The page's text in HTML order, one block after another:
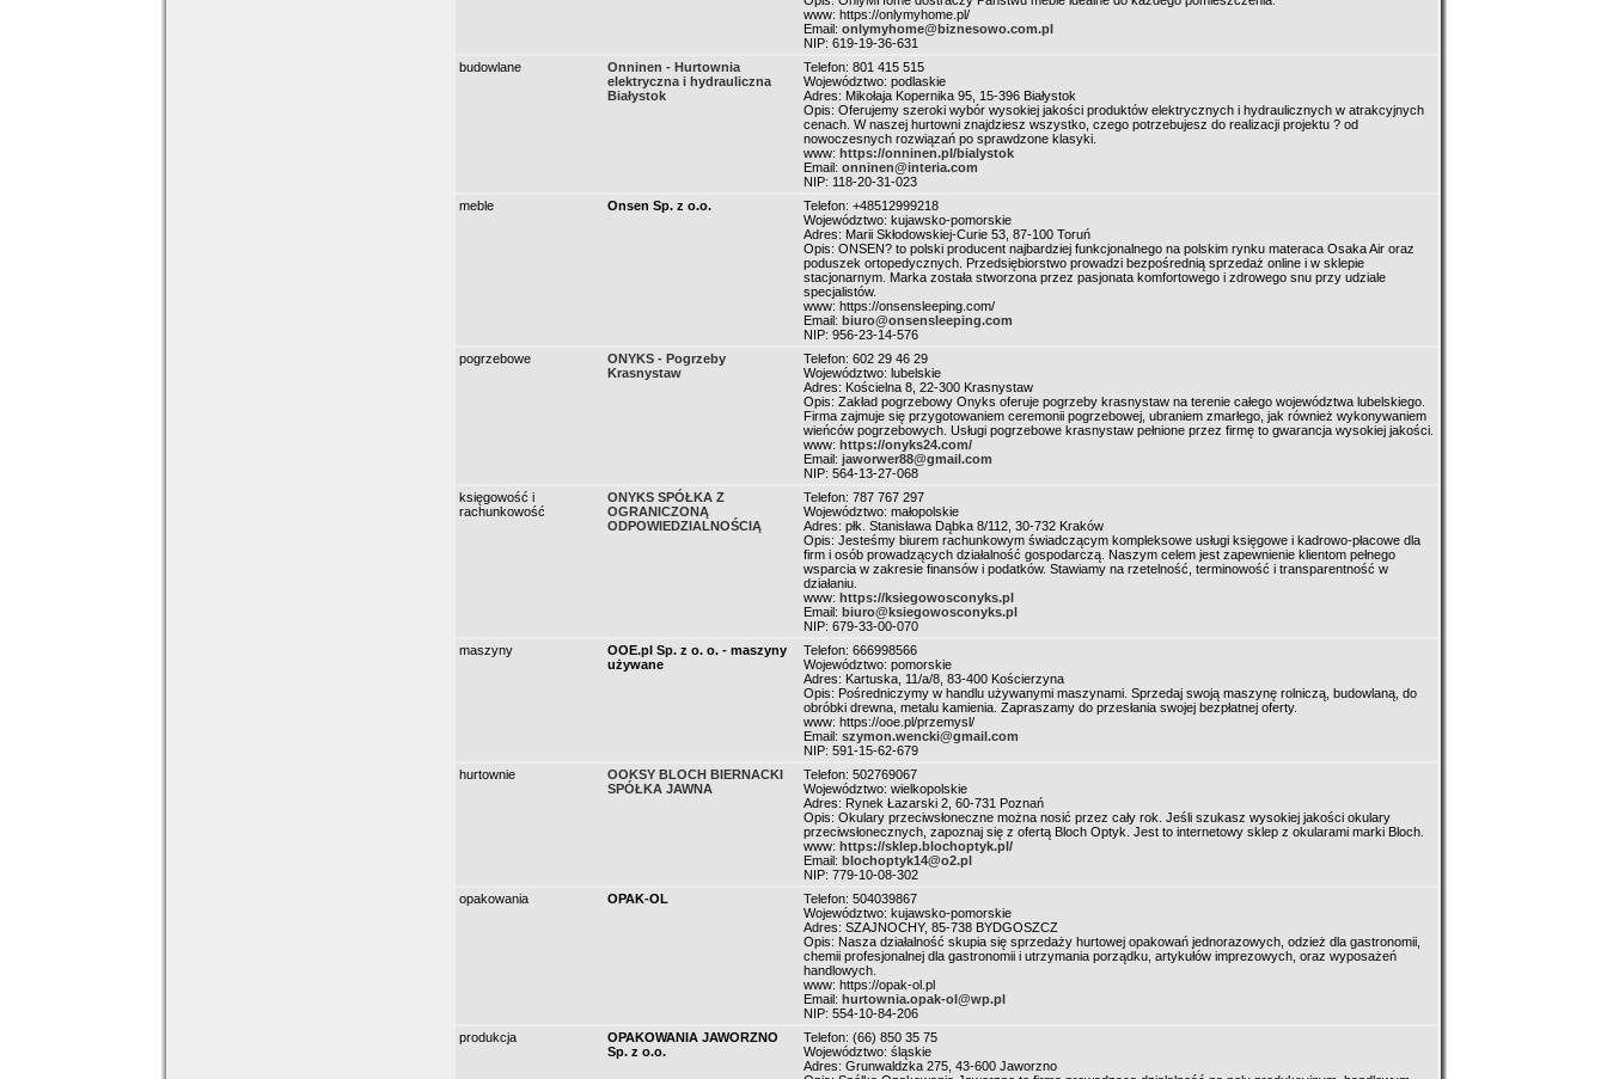
www: https://onlymyhome.pl/
Email: onlymyhome@biznesowo.com.pl
NIP: 619-19-36-631
budowlane
Onninen - Hurtownia
elektryczna i hydrauliczna
Białystok
Telefon: 801 415 515
Województwo: podlaskie
Adres: Mikołaja Kopernika 95, 15-396 Białystok
Opis: Oferujemy szeroki wybór wysokiej jakości produktów elektrycznych i hydraulicznych w atrakcyjnych
cenach. W naszej hurtowni znajdziesz wszystko, czego potrzebujesz do realizacji projektu ? od
nowoczesnych rozwiązań po sprawdzone klasyki.
www: https://onninen.pl/bialystok
Email: onninen@interia.com
NIP: 118-20-31-023
meble
Onsen Sp. z o.o.
Telefon: +48512999218
Województwo: kujawsko-pomorskie
Adres: Marii Skłodowskiej-Curie 53, 87-100 Toruń
Opis: ONSEN? to polski producent najbardziej funkcjonalnego na polskim rynku materaca Osaka Air oraz
poduszek ortopedycznych. Przedsiębiorstwo prowadzi bezpośrednią sprzedaż online i w sklepie
stacjonarnym. Marka została stworzona przez pasjonata komfortowego i zdrowego snu przy udziale
specjalistów.
www: https://onsensleeping.com/
Email: biuro@onsensleeping.com
NIP: 956-23-14-576
pogrzebowe
ONYKS - Pogrzeby
Krasnystaw
Telefon: 602 29 46 29
Województwo: lubelskie
Adres: Kościelna 8, 22-300 Krasnystaw
Opis: Zakład pogrzebowy Onyks oferuje pogrzeby krasnystaw na terenie całego województwa lubelskiego.
Firma zajmuje się przygotowaniem ceremonii pogrzebowej, ubraniem zmarłego, jak również wykonywaniem
wieńców pogrzebowych. Usługi pogrzebowe krasnystaw pełnione przez firmę to gwarancja wysokiej jakości.
www: https://onyks24.com/
Email: jaworwer88@gmail.com
NIP: 564-13-27-068
księgowość i
rachunkowość
ONYKS SPÓŁKA Z
OGRANICZONĄ
ODPOWIEDZIALNOŚCIĄ
Telefon: 787 767 297
Województwo: małopolskie
Adres: płk. Stanisława Dąbka 8/112, 30-732 Kraków
Opis: Jesteśmy biurem rachunkowym świadczącym kompleksowe usługi księgowe i kadrowo-płacowe dla
firm i osób prowadzących działalność gospodarczą. Naszym celem jest zapewnienie klientom pełnego
wsparcia w zakresie finansów i podatków. Stawiamy na rzetelność, terminowość i transparentność w
działaniu.
www: https://ksiegowosconyks.pl
Email: biuro@ksiegowosconyks.pl
NIP: 679-33-00-070
maszyny
OOE.pl Sp. z o. o. - maszyny
używane
Telefon: 666998566
Województwo: pomorskie
Adres: Kartuska, 11/a/8, 83-400 Kościerzyna
Opis: Pośredniczymy w handlu używanymi maszynami. Sprzedaj swoją maszynę rolniczą, budowlaną, do
obróbki drewna, metalu kamienia. Zapraszamy do przesłania swojej bezpłatnej oferty.
www: https://ooe.pl/przemysl/
Email: szymon.wencki@gmail.com
NIP: 591-15-62-679
hurtownie
OOKSY BLOCH BIERNACKI
SPÓŁKA JAWNA
Telefon: 502769067
Województwo: wielkopolskie
Adres: Rynek Łazarski 2, 60-731 Poznań
Opis: Okulary przeciwsłoneczne można nosić przez cały rok. Jeśli szukasz wysokiej jakości okulary
przeciwsłonecznych, zapoznaj się z ofertą Bloch Optyk. Jest to internetowy sklep z okularami marki Bloch.
www: https://sklep.blochoptyk.pl/
Email: blochoptyk14@o2.pl
NIP: 779-10-08-302
opakowania
OPAK-OL
Telefon: 504039867
Województwo: kujawsko-pomorskie
Adres: SZAJNOCHY, 85-738 BYDGOSZCZ
Opis: Nasza działalność skupia się sprzedaży hurtowej opakowań jednorazowych, odzież dla gastronomii,
chemii profesjonalnej dla gastronomii i utrzymania porządku, artykułów imprezowych, oraz wyposażeń
handlowych.
www: https://opak-ol.pl
Email: hurtownia.opak-ol@wp.pl
NIP: 554-10-84-206
produkcja
OPAKOWANIA JAWORZNO
Sp. z o.o.
Telefon: (66) 850 35 75
Województwo: śląskie
Adres: Grunwaldzka 275, 43-600 Jaworzno